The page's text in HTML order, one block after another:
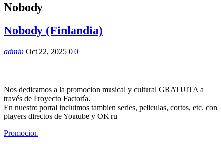
Nobody
Nobody (Finlandia)
admin Oct 22, 2025 0 0
Nos dedicamos a la promocion musical y cultural GRATUITA a
través de Proyecto Factoría.
En nuestro portal incluimos tambien series, peliculas, cortos, etc. con
players directos de Youtube y OK.ru
Promocion